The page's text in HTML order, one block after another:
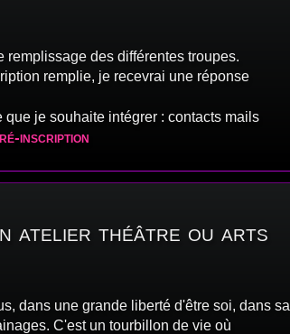
remplissage des différentes troupes.
remplie, je recevrai une réponse
que je souhaite intégrer : contacts mails
inscription
atelier théâtre ou arts
dans une grande liberté d'être soi, dans sa
C'est un tourbillon de vie où